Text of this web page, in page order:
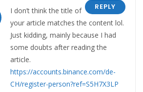
REPLY
I don’t think the title of
your article matches the content lol.
Just kidding, mainly because I had
some doubts after reading the
article.
https://accounts.binance.com/de-
CH/register-person?ref=S5H7X3LP